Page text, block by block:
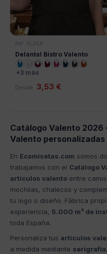
Ref: VL264
Delantal Bistro Valento
+3 más
Desde 3,53 €
Catálogo Valento 2026
Valento
En Ecamisetas.com somos
trabajamos con el Catálogo
artículos valento entre
mochilas, chalecos y
tu logo o diseño. Fábrica
experiencia, 5.000 m² de
toda España.
Personaliza tus artículos
a medida mediante serigrafía,